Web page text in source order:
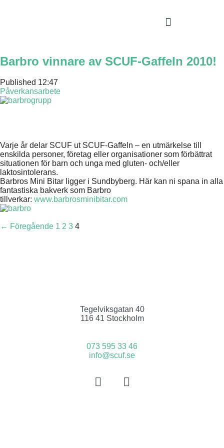
Barbro vinnare av SCUF-Gaffeln 2010!
Published 12:47
Påverkansarbete
Varje år delar SCUF ut SCUF-Gaffeln – en utmärkelse till
enskilda personer, företag eller organisationer som förbättrat
situationen för barn och unga med gluten- och/eller
laktosintolerans.
Barbros Mini Bitar ligger i Sundbyberg. Här kan ni spana in alla
fantastiska bakverk som Barbro
tillverkar: www.barbrosminibitar.com
← Föregående 1 2 3 4
Tegelviksgatan 40
116 41 Stockholm
073 595 33 46
info@scuf.se